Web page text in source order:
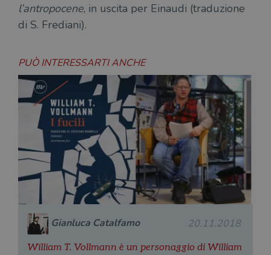
l’antropocene, in uscita per Einaudi (traduzione
di S. Frediani).
PUÒ INTERESSARTI ANCHE
Gianluca Catalfamo 20.11.2018
William T. Vollmann è un personaggio di William